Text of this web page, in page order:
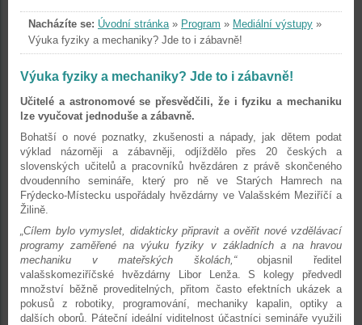
Nacházíte se: Úvodní stránka» Program » Mediální výstupy »
Výuka fyziky a mechaniky? Jde to i zábavně!
Výuka fyziky a mechaniky? Jde to i zábavně!
Učitelé a astronomové se přesvědčili, že i fyziku a mechaniku
lze vyučovat jednoduše a zábavně.
Bohatší o nové poznatky, zkušenosti a nápady, jak dětem podat
výklad názorněji a zábavněji, odjíždělo přes 20 českých a
slovenských učitelů a pracovníků hvězdáren z právě skončeného
dvoudenního semináře, který pro ně ve Starých Hamrech na
Frýdecko-Místecku uspořádaly hvězdárny ve Valašském Meziříčí a
Žilině.
„Cílem bylo vymyslet, didakticky připravit a ověřit nové vzdělávací
programy zaměřené na výuku fyziky v základních a na hravou
mechaniku v mateřských školách,“objasnil ředitel
valašskomeziříčské hvězdárny Libor Lenža. S kolegy předvedl
množství běžně proveditelných, přitom často efektních ukázek a
pokusů z robotiky, programování, mechaniky kapalin, optiky a
dalších oborů. Páteční ideální viditelnost účastníci semináře využili